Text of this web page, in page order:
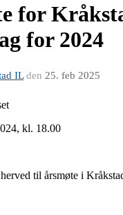
for
for 2024
ILden 25. feb 2025
kl. 18.00
til årsmøte i